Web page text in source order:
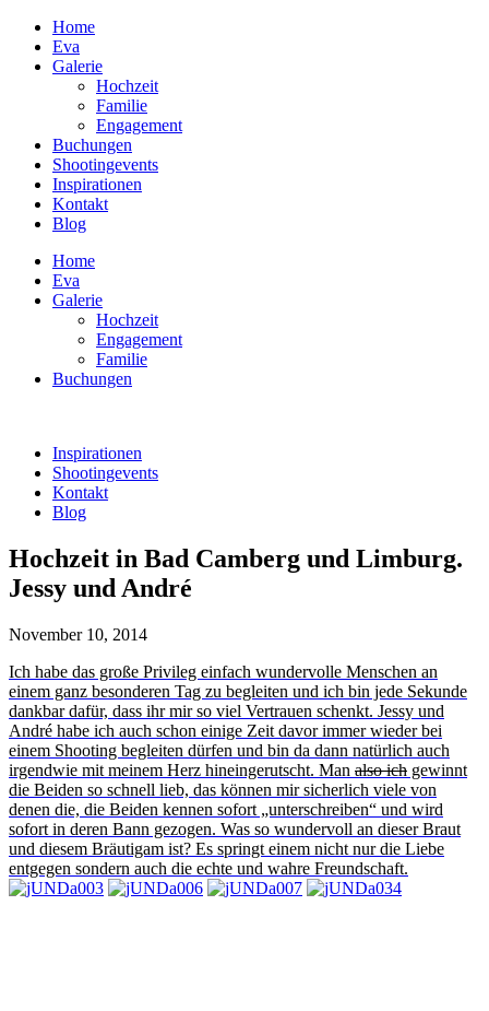
Home
Eva
Galerie
Hochzeit
Familie
Engagement
Buchungen
Shootingevents
Inspirationen
Kontakt
Blog
Home
Eva
Galerie
Hochzeit
Engagement
Familie
Buchungen
Inspirationen
Shootingevents
Kontakt
Blog
Hochzeit in Bad Camberg und Limburg.
Jessy und André
November 10, 2014
Ich habe das große Privileg einfach wundervolle Menschen an
einem ganz besonderen Tag zu begleiten und ich bin jede Sekunde
dankbar dafür, dass ihr mir so viel Vertrauen schenkt. Jessy und
André habe ich auch schon einige Zeit davor immer wieder bei
einem Shooting begleiten dürfen und bin da dann natürlich auch
irgendwie mit meinem Herz hineingerutscht. Man also ich gewinnt
die Beiden so schnell lieb, das können mir sicherlich viele von
denen die, die Beiden kennen sofort „unterschreiben“ und wird
sofort in deren Bann gezogen. Was so wundervoll an dieser Braut
und diesem Bräutigam ist? Es springt einem nicht nur die Liebe
entgegen sondern auch die echte und wahre Freundschaft.